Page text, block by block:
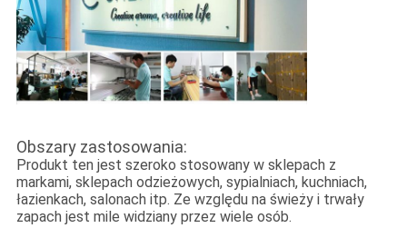
Obszary zastosowania:
Produkt ten jest szeroko stosowany w sklepach z
markami, sklepach odzieżowych, sypialniach, kuchniach,
łazienkach, salonach itp. Ze względu na świeży i trwały
zapach jest mile widziany przez wiele osób.